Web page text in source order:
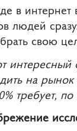
в интернет
людей
свою
на рынок
требует,